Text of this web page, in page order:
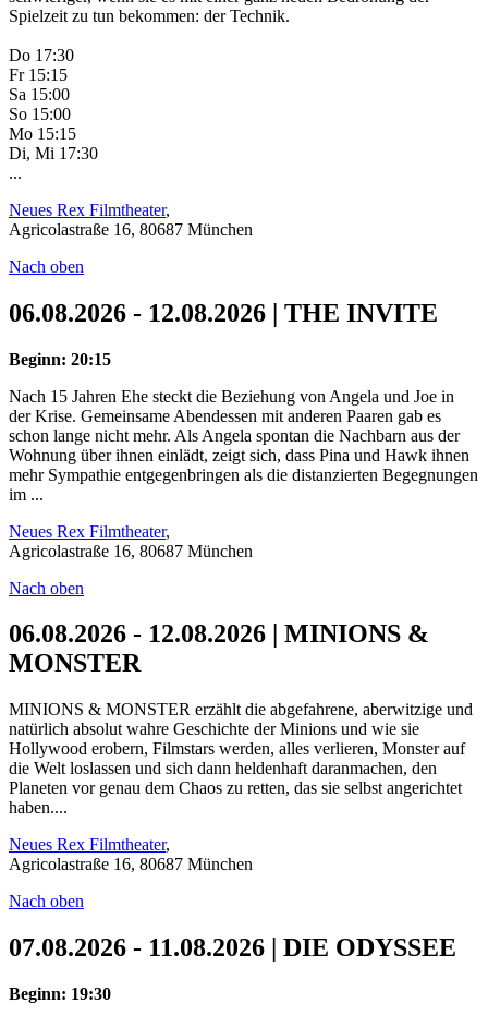
Spielzeit zu tun bekommen: der Technik.
Do 17:30
Fr 15:15
Sa 15:00
So 15:00
Mo 15:15
Di, Mi 17:30
...
Neues Rex Filmtheater,
Agricolastraße 16, 80687 München
Nach oben
06.08.2026 - 12.08.2026 | THE INVITE
Beginn: 20:15
Nach 15 Jahren Ehe steckt die Beziehung von Angela und Joe in
der Krise. Gemeinsame Abendessen mit anderen Paaren gab es
schon lange nicht mehr. Als Angela spontan die Nachbarn aus der
Wohnung über ihnen einlädt, zeigt sich, dass Pina und Hawk ihnen
mehr Sympathie entgegenbringen als die distanzierten Begegnungen
im ...
Neues Rex Filmtheater,
Agricolastraße 16, 80687 München
Nach oben
06.08.2026 - 12.08.2026 | MINIONS &
MONSTER
MINIONS & MONSTER erzählt die abgefahrene, aberwitzige und
natürlich absolut wahre Geschichte der Minions und wie sie
Hollywood erobern, Filmstars werden, alles verlieren, Monster auf
die Welt loslassen und sich dann heldenhaft daranmachen, den
Planeten vor genau dem Chaos zu retten, das sie selbst angerichtet
haben....
Neues Rex Filmtheater,
Agricolastraße 16, 80687 München
Nach oben
07.08.2026 - 11.08.2026 | DIE ODYSSEE
Beginn: 19:30